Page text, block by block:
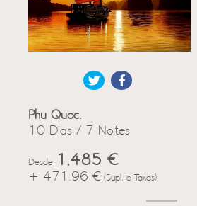
Phu Quoc.
10 Dias / 7 Noites
Desde 1,485 €
+ 471.96 € (Supl. e Taxas)